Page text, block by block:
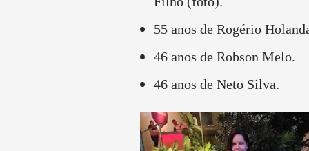
55 anos de Rogério
46 anos de Robson Melo.
46 anos de Neto Silva.